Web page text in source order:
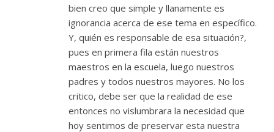
bien creo que simple y llanamente es
ignorancia acerca de ese tema en específico.
Y, quién es responsable de esa situación?,
pues en primera fila están nuestros
maestros en la escuela, luego nuestros
padres y todos nuestros mayores. No los
critico, debe ser que la realidad de ese
entonces no vislumbrara la necesidad que
hoy sentimos de preservar esta nuestra